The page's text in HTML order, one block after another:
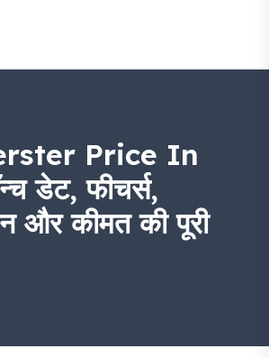
Price In
डेट, फीचर्स,
और कीमत की पूरी